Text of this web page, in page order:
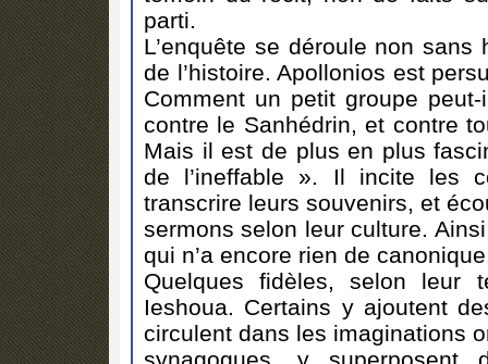
parti.
L’enquête se déroule non
de l’histoire. Apollonios est
Comment un petit groupe
contre le Sanhédrin, et contre
Mais il est de plus en plus
de l’ineffable ». Il incite les
transcrire leurs souvenirs, et
sermons selon leur culture.
qui n’a encore rien de
Quelques fidèles, selon leur
Ieshoua. Certains y ajoutent
circulent dans les imaginations